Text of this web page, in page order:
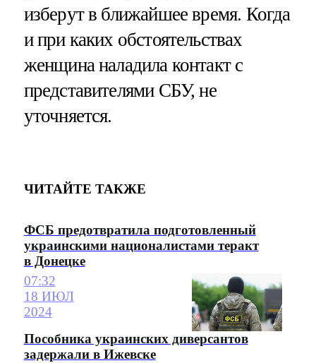
изберут в ближайшее время. Когда
и при каких обстоятельствах
женщина наладила контакт с
представителями СБУ, не
уточняется.
ЧИТАЙТЕ ТАКЖЕ
ФСБ предотвратила подготовленный
украинскими националистами теракт
в Донецке
07:32
18 ИЮЛ
2024
Пособника украинских диверсантов
задержали в Ижевске